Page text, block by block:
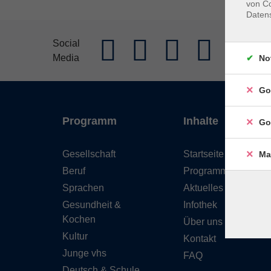
Social
Media
AGB
Programm
Gesellschaft
Beruf
Sprachen
Gesundheit &
Kochen
Kultur
Junge vhs
Inhalte
Startseite
Programm
Aktuelles
Infothek
Über uns
Kontakt
FAQ
von